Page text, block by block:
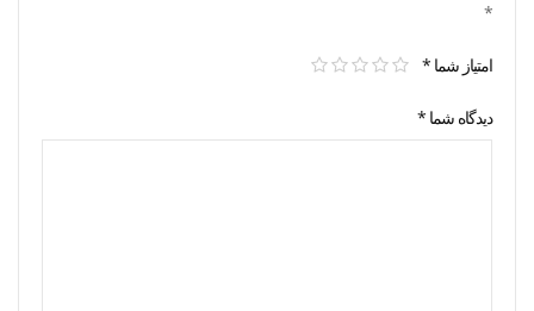
*
امتیاز شما *
دیدگاه شما *